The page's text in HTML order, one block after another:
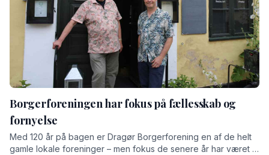
Borgerforeningen har fokus på fællesskab og
fornyelse
Med 120 år på bagen er Dragør Borgerforening en af de helt
gamle lokale foreninger – men fokus de senere år har været at